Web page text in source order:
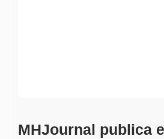
MHJournal publica